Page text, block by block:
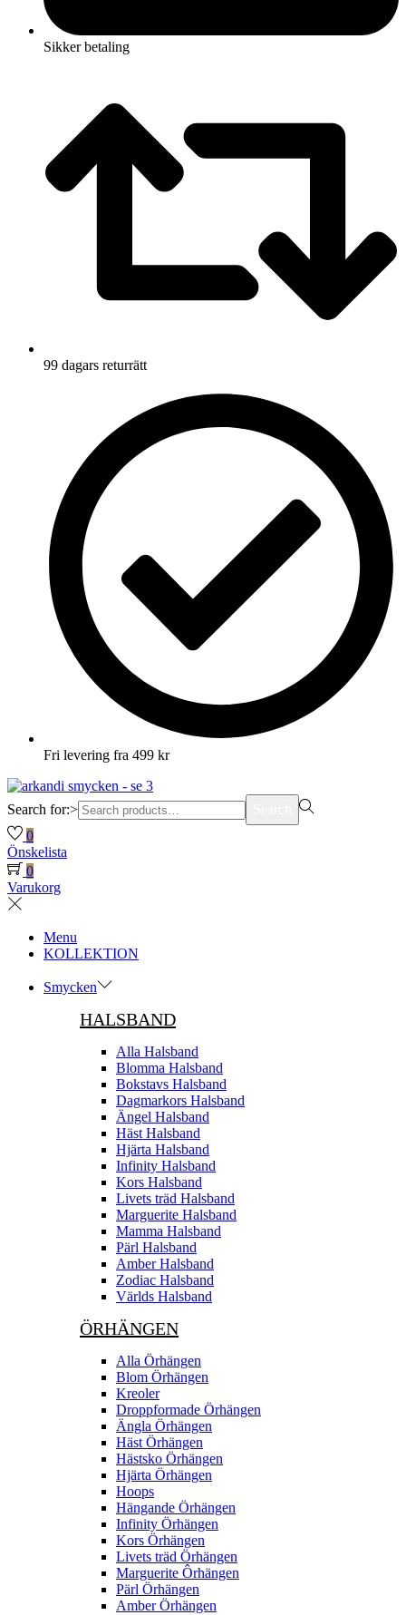
Sikker betaling
99 dagars returrätt
Fri levering fra 499 kr
Search for:>
0
Önskelista
0
Varukorg
Menu
KOLLEKTION
Smycken
HALSBAND
Alla Halsband
Blomma Halsband
Bokstavs Halsband
Dagmarkors Halsband
Ängel Halsband
Häst Halsband
Hjärta Halsband
Infinity Halsband
Kors Halsband
Livets träd Halsband
Marguerite Halsband
Mamma Halsband
Pärl Halsband
Amber Halsband
Zodiac Halsband
Världs Halsband
ÖRHÄNGEN
Alla Örhängen
Blom Örhängen
Kreoler
Droppformade Örhängen
Ängla Örhängen
Häst Örhängen
Hästsko Örhängen
Hjärta Örhängen
Hoops
Hängande Örhängen
Infinity Örhängen
Kors Örhängen
Livets träd Örhängen
Marguerite Ôrhängen
Pärl Örhängen
Amber Örhängen